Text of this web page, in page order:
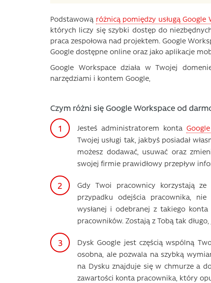
Podstawową różnicą pomiędzy usługą Google
których liczy się szybki dostęp do
praca zespołowa nad projektem. Google
Google dostępne online oraz jako aplikacje
Google Workspace działa w Twojej
narzędziami i kontem Google,
Czym różni się Google Workspace od
Jesteś administratorem konta
Twojej usługi tak, jakbyś posiadał
możesz dodawać, usuwać oraz
swojej firmie prawidłowy przepływ
Gdy Twoi pracownicy korzystają
przypadku odejścia pracownika,
wysłanej i odebranej z takiego
pracowników. Zostają z Tobą tak
Dysk Google jest częścią wspólną
osobna, ale pozwala na szybką
na Dysku znajduje się w chmurze a
zawartości konta pracownika, który